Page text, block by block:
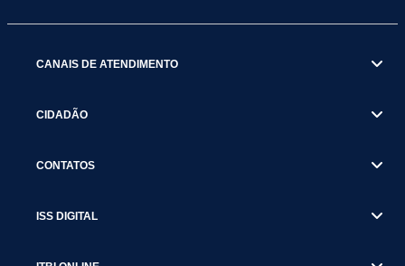
CANAIS DE ATENDIMENTO
CIDADÃO
CONTATOS
ISS DIGITAL